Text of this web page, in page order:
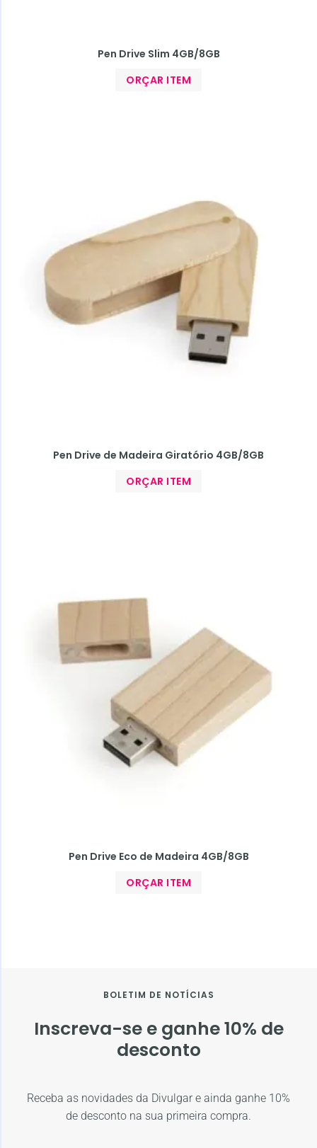
Pen Drive Slim 4GB/8GB
ORÇAR ITEM
Pen Drive de Madeira Giratório 4GB/8GB
ORÇAR ITEM
Pen Drive Eco de Madeira 4GB/8GB
ORÇAR ITEM
BOLETIM DE NOTÍCIAS
Inscreva-se e ganhe 10% de
desconto
Receba as novidades da Divulgar e ainda ganhe 10%
de desconto na sua primeira compra.